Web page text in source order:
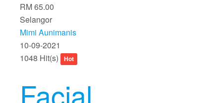
RM 65.00
Selangor
Mimi Aunimanis
10-09-2021
1048 Hit(s)
Hot
Facial